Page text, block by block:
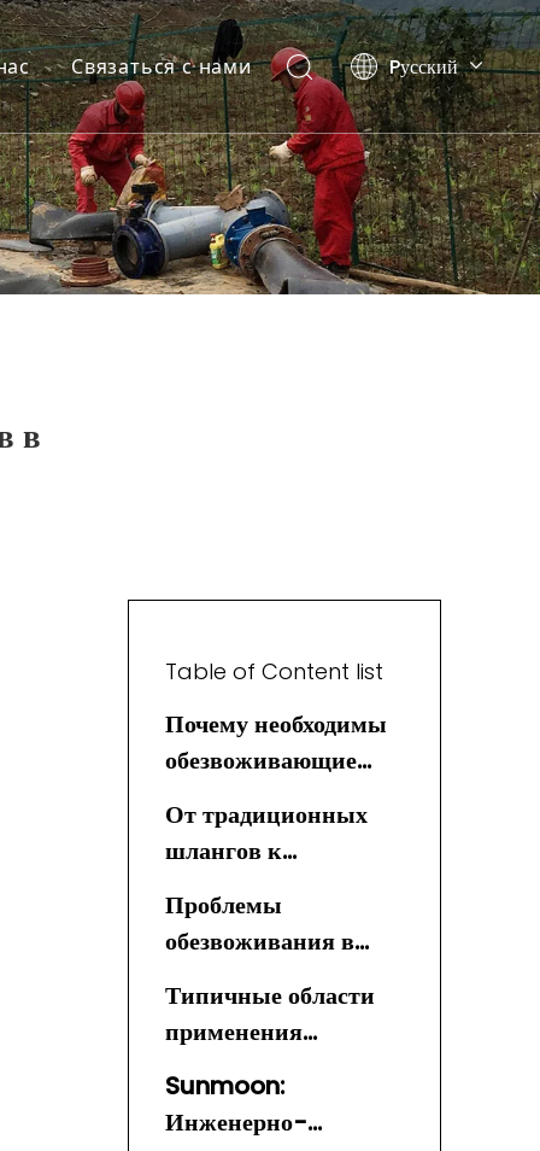
Связаться с нами Pусский
English
العربية
Español
в
Table of Content list
Почему необходимы
обезвоживающие
От традиционных
шлангов к
LayFlat из ТПУ
Проблемы
обезвоживания в
Типичные области
применения
шлангов в России
Sunmoon:
Инженерно-